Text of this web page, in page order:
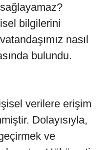
bilgilerini
nasıl
bulundu.
verilere erişim
Dolayısıyla,
ve